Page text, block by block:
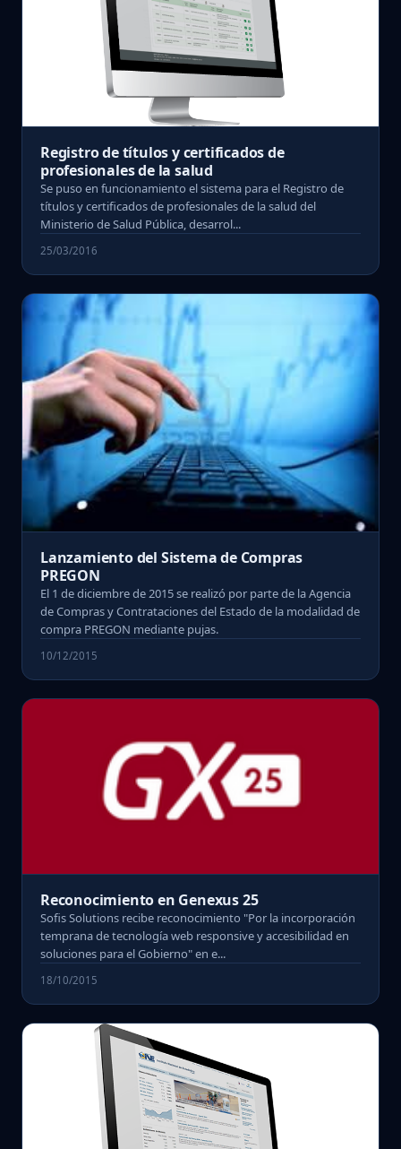
Registro de títulos y certificados de
profesionales de la salud
Se puso en funcionamiento el sistema para el Registro de
títulos y certificados de profesionales de la salud del
Ministerio de Salud Pública, desarrol...
25/03/2016
Lanzamiento del Sistema de Compras
PREGON
El 1 de diciembre de 2015 se realizó por parte de la Agencia
de Compras y Contrataciones del Estado de la modalidad de
compra PREGON mediante pujas.
10/12/2015
Reconocimiento en Genexus 25
Sofis Solutions recibe reconocimiento "Por la incorporación
temprana de tecnología web responsive y accesibilidad en
soluciones para el Gobierno" en e...
18/10/2015